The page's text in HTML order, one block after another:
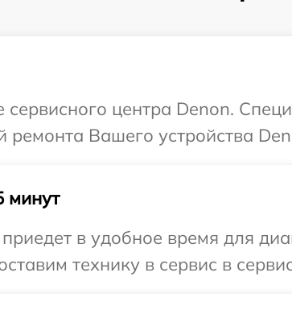
сервисного центра Denon.
ремонта Вашего устройства
минут
в удобное время для
технику в сервис в